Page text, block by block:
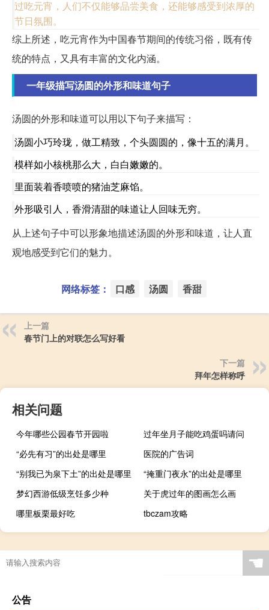
过吃元宵，人们不仅能够品尝美食，还能够感受到浓厚的
节日氛围。
综上所述，吃元宵作为中国春节期间的传统习俗，既有传
统的特点，又具有丰富的文化内涵。
一年级描写汤圆的外形和味道句子
汤圆的外形和味道可以用以下句子来描写：
汤圆小巧玲珑，做工精致，个头圆圆的，像十五的满月。
模样如小核桃那么大，白白嫩嫩的。
里面装着香喷喷的猪油芝麻馅。
外形吸引人，香滑清甜的味道让人回味无穷。
从上述句子中可以形象地描述汤圆的外形和味道，让人直
观地感受到它们的魅力。
网络标签： 口感 汤圆 香甜
上一篇
春节门上的对联怎么写好看
下一篇
拜年怎样称呼
相关问题
今年哪些公园春节开园啦
过年坐月子能吃鸡蛋吗请问
“必先有习”的出处是哪里
医院的广告词
“别我已为泉下土”的出处是哪里
“掩重门夜永”的出处是哪里
梦幻西游低级烹饪多少种
关于虎过年的图画怎么画
哪里板栗最好吃
tbczam攻略
☚
公告